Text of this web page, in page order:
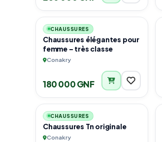
3
CHAUSSURES
Chaussures élégantes pour
femme – très classe
Conakry
180 000 GNF
1
CHAUSSURES
Chaussures Tn originale
Conakry